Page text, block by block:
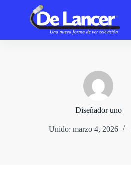
contenido
Diseñador uno
Unido: marzo 4, 2026